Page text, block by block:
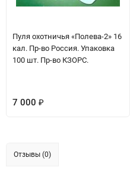
Пуля охотничья «Полева-2» 16
кал. Пр-во Россия. Упаковка
100 шт. Пр-во КЗОРС.
7 000 ₽
Отзывы (0)